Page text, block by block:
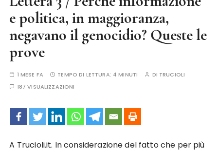
e politica, in maggioranza,
negavano il genocidio? Queste le
prove
1 MESE FA TEMPO DI LETTURA: 4 MINUTI DI TRUCIOLI
187 VISUALIZZAZIONI
A Trucioli.it. In considerazione del fatto che per più